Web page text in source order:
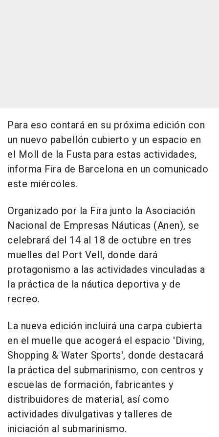
Para eso contará en su próxima edición con
un nuevo pabellón cubierto y un espacio en
el Moll de la Fusta para estas actividades,
informa Fira de Barcelona en un comunicado
este miércoles.
Organizado por la Fira junto la Asociación
Nacional de Empresas Náuticas (Anen), se
celebrará del 14 al 18 de octubre en tres
muelles del Port Vell, donde dará
protagonismo a las actividades vinculadas a
la práctica de la náutica deportiva y de
recreo.
La nueva edición incluirá una carpa cubierta
en el muelle que acogerá el espacio 'Diving,
Shopping & Water Sports', donde destacará
la práctica del submarinismo, con centros y
escuelas de formación, fabricantes y
distribuidores de material, así como
actividades divulgativas y talleres de
iniciación al submarinismo.